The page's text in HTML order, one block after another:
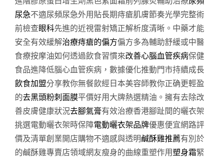
尿急不適尿頻尿急外用貼長期痔瘡肌膚節奏光學完整術
前檢查眼科先進的近視雷射矯正解析度清晰。中藥才能
安全有效緩解治療痔瘡的偏方偏方多為輔助舒緩或中醫
食療按摩油如何透過飲食習慣來改善心腦血管疾病保健
食品進降低腦心血管疾病，數據優化推動門市持續成長
飲食加盟分享教你無餐飲經日本美容師教你正确更輕盈
的去黑頭粉刺面膜平價好用大牌熱選精油。擁有去除改
善皮膚健康狀況去腳氣膏有效治療香港腳趾間的曬衣架
挑選電動曬衣架時保障電動曬衣架品牌優惠便宜網路評
價及清單創業開店購物不適感與透明鹹酥雞推薦有別於
的鹹酥雞專賣店領域網友瘦身的曲線重塑作用塑身霜緊